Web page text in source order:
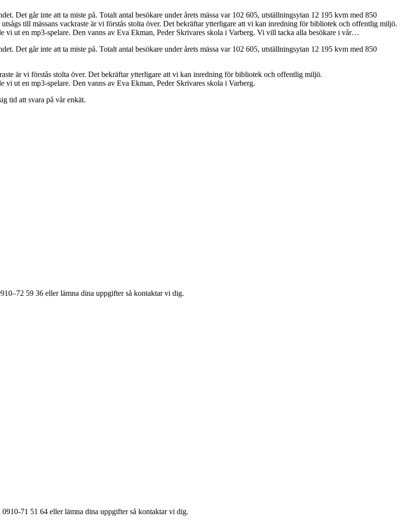
59 36 eller lämna dina uppgifter så kontaktar vi dig.
71 51 64 eller lämna dina uppgifter så kontaktar vi dig.
Det går inte att ta miste på. Totalt antal besökare under årets mässa var 102 605, utställningsytan 12 195 kvm med 850
till mässans vackraste är vi förstås stolta över. Det bekräftar ytterligare att vi kan inredning för bibliotek och offentlig miljö.
vi ut en mp3-spelare. Den vanns av Eva Ekman, Peder Skrivares skola i Varberg. Vi vill tacka alla besökare i vår…
Det går inte att ta miste på. Totalt antal besökare under årets mässa var 102 605, utställningsytan 12 195 kvm med 850
är vi förstås stolta över. Det bekräftar ytterligare att vi kan inredning för bibliotek och offentlig miljö.
ut en mp3-spelare. Den vanns av Eva Ekman, Peder Skrivares skola i Varberg.
tid att svara på vår enkät.